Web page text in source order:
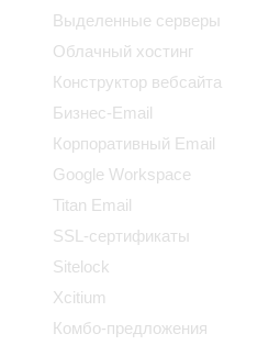
Выделенные серверы
Облачный хостинг
Конструктор вебсайта
Бизнес-Email
Корпоративный Email
Google Workspace
Titan Email
SSL-сертификаты
Sitelock
Xcitium
Комбо-предложения